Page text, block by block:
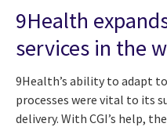
9Health
services in the
9Health’s ability to adapt
processes were vital to its
delivery. With CGI’s help,